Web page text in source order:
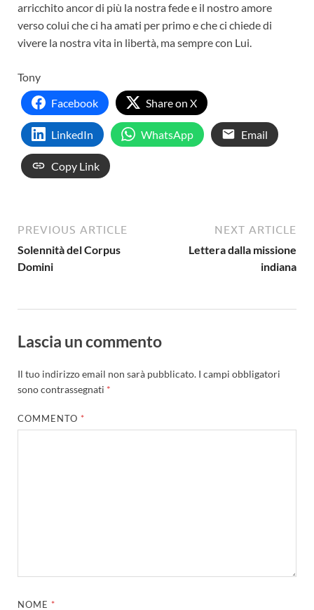
arricchito ancor di più la nostra fede e il nostro amore
verso colui che ci ha amati per primo e che ci chiede di
vivere la nostra vita in libertà, ma sempre con Lui.
Tony
Facebook
Share on X
LinkedIn WhatsApp Email
Copy Link
PREVIOUS ARTICLE
Solennità del Corpus
Domini
NEXT ARTICLE
Lettera dalla missione
indiana
Lascia un commento
Il tuo indirizzo email non sarà pubblicato. I campi obbligatori
sono contrassegnati *
COMMENTO *
NOME *